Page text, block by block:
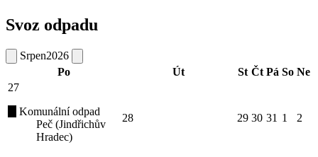
Svoz odpadu
Srpen2026
Po
Út St Čt Pá So Ne
27
Komunální odpad
Peč (Jindřichův
Hradec)
28 29 30 31 1 2